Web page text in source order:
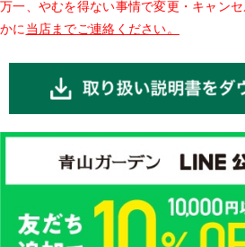
万一、やむを得ない事情で変更・キャン
かに 当店までご連絡ください。